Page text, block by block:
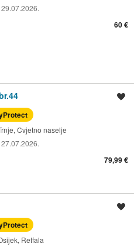
29.07.2026.
60 €
Cvjetno naselje
27.07.2026.
79,99 €
Retfala